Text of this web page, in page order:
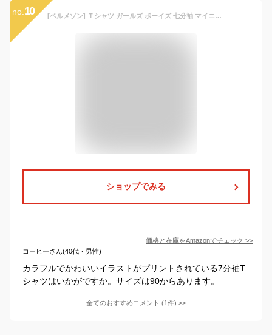
no. 10 [ベルメゾン] Ｔシャツ ガールズ ボーイズ 七分袖 マイニチお洗濯してもよれにくい Tシャツ・カットソー LYKKE キッズ トップス エクリュ 130
ショップでみる
価格と在庫をAmazonでチェック >>
コーヒーさん(40代・男性)
カラフルでかわいいイラストがプリントされている7分袖T
シャツはいかがですか。サイズは90からあります。
全てのおすすめコメント (1件) >